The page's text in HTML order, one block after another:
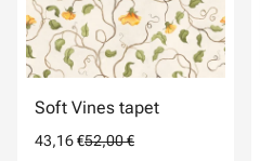
Soft Vines tapet
43,16 €52,00 €